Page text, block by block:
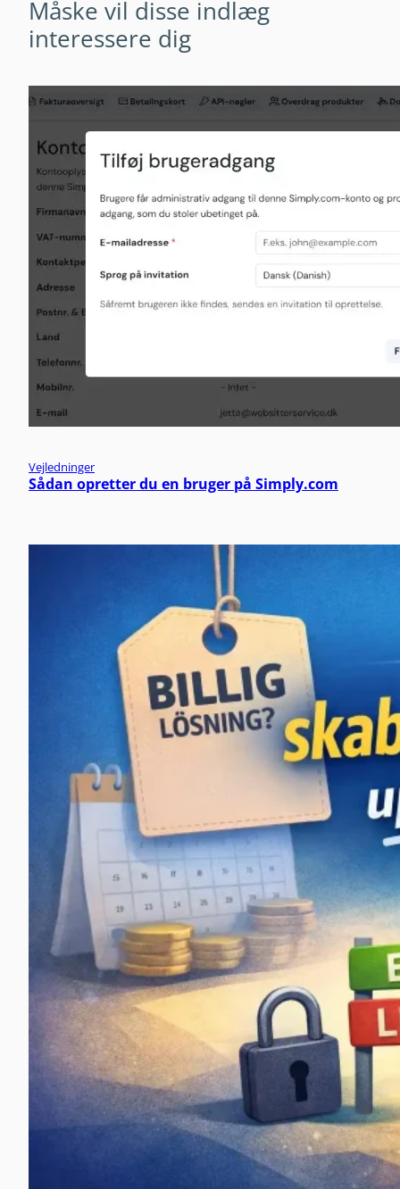
Måske vil disse indlæg
interessere dig
Vejledninger
Sådan opretter du en bruger på Simply.com